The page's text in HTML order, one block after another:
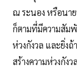
ณ ระนอง หรือนา
ก็ตามที่มีความสั
ห่วงกังวล และยิ่ง
สร้างความห่วงกัง